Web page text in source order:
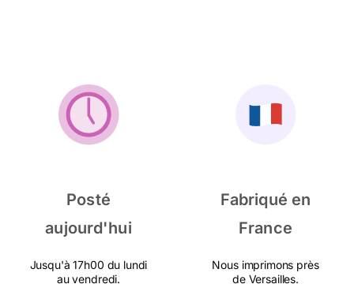
Posté
aujourd'hui
Jusqu'à 17h00 du lundi
au vendredi.
Fabriqué en
France
Nous imprimons près
de Versailles.